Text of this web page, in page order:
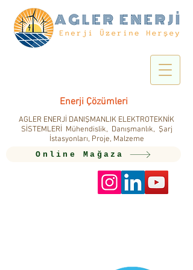
AGLER ENERJİ DANIŞMANLIK ELEKTROTEKNİK
SİSTEMLERİ Mühendislik, Danışmanlık, Şarj
İstasyonları, Proje, Malzeme
Enerji Çözümleri
Online Mağaza